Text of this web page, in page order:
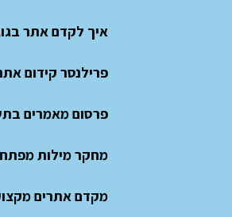
איך לקדם אתר
פרילנסר קידום
פרסום מאמרים
מחקר מילות
מקדם אתרים